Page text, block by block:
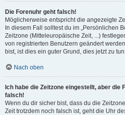
Die Forenuhr geht falsch!
Möglicherweise entspricht die angezeigte
In diesem Fall solltest du im „Persönlichen
Zeitzone (Mitteleuropäische Zeit, ...)
von registrierten Benutzern geändert
bist, ist dies ein guter Grund, dies jetzt zu
Nach oben
Ich habe die Zeitzone eingestellt, aber die
falsch!
Wenn du dir sicher bist, dass du die
Zeit trotzdem noch falsch ist, geht die Uhr